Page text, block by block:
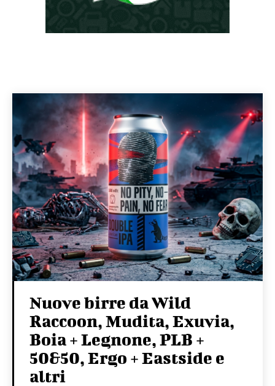
Nuove birre da Wild
Raccoon, Mudita, Exuvia,
Boia + Legnone, PLB +
50&50, Ergo + Eastside e
altri